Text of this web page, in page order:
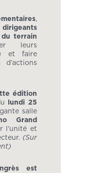
,
dirigeants
du terrain
leurs
et faire
édition
lundi 25
salle
Grand
l’unité et
(Sur
est